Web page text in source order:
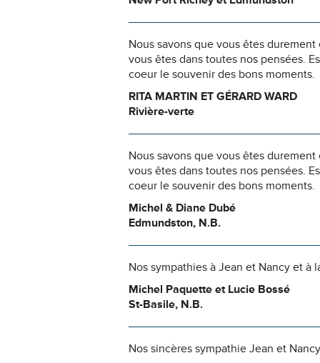
Nous savons que vous êtes
vous êtes dans toutes nos pensées.
coeur le souvenir des bons moments.
RITA MARTIN ET GÉRARD WARD
Rivière-verte
Nous savons que vous êtes
vous êtes dans toutes nos pensées.
coeur le souvenir des bons moments.
Michel & Diane Dubé
Edmundston, N.B.
Nos sympathies à Jean et Nancy et à
Michel Paquette et Lucie Bossé
St-Basile, N.B.
Nos sincères sympathie Jean et